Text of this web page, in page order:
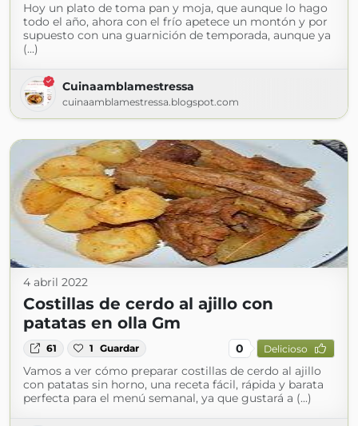
Hoy un plato de toma pan y moja, que aunque lo hago
todo el año, ahora con el frío apetece un montón y por
supuesto con una guarnición de temporada, aunque ya
(...)
Cuinaamblamestressa
cuinaamblamestressa.blogspot.com
4 abril 2022
Costillas de cerdo al ajillo con
patatas en olla Gm
61 1 Guardar 0 Delicioso
Vamos a ver cómo preparar costillas de cerdo al ajillo
con patatas sin horno, una receta fácil, rápida y barata
perfecta para el menú semanal, ya que gustará a (...)